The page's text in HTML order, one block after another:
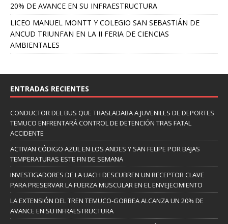
20% DE AVANCE EN SU INFRAESTRUCTURA
LICEO MANUEL MONTT Y COLEGIO SAN SEBASTIÁN DE
ANCUD TRIUNFAN EN LA II FERIA DE CIENCIAS
AMBIENTALES
ENTRADAS RECIENTES
CONDUCTOR DEL BUS QUE TRASLADABA A JUVENILES DE DEPORTES
TEMUCO ENFRENTARÁ CONTROL DE DETENCIÓN TRAS FATAL
ACCIDENTE
ACTIVAN CÓDIGO AZUL EN LOS ANDES Y SAN FELIPE POR BAJAS
TEMPERATURAS ESTE FIN DE SEMANA
INVESTIGADORES DE LA UACH DESCUBREN UN RECEPTOR CLAVE
PARA PRESERVAR LA FUERZA MUSCULAR EN EL ENVEJECIMIENTO
LA EXTENSIÓN DEL TREN TEMUCO-GORBEA ALCANZA UN 20% DE
AVANCE EN SU INFRAESTRUCTURA